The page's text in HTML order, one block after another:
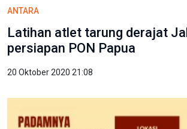
ANTARA
Latihan atlet tarung derajat
persiapan PON Papua
20 Oktober 2020 21:08